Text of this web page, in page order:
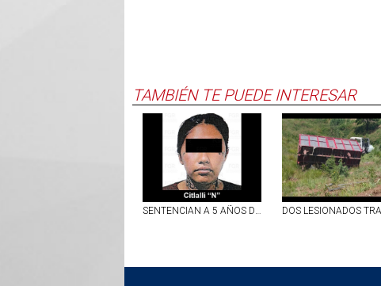
TAMBIÉN TE PUEDE INTERESAR
SENTENCIAN A 5 AÑOS DE PRISIÓN A MUJER DETENIDA EN AGUASCALIENTES CON METANFETAMINA